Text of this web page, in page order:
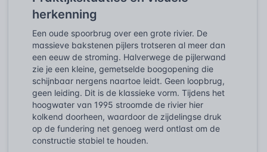
herkenning
Een oude spoorbrug over een grote rivier. De
massieve bakstenen pijlers trotseren al meer dan
een eeuw de stroming. Halverwege de pijlerwand
zie je een kleine, gemetselde boogopening die
schijnbaar nergens naartoe leidt. Geen loopbrug,
geen leiding. Dit is de klassieke vorm. Tijdens het
hoogwater van 1995 stroomde de rivier hier
kolkend doorheen, waardoor de zijdelingse druk
op de fundering net genoeg werd ontlast om de
constructie stabiel te houden.